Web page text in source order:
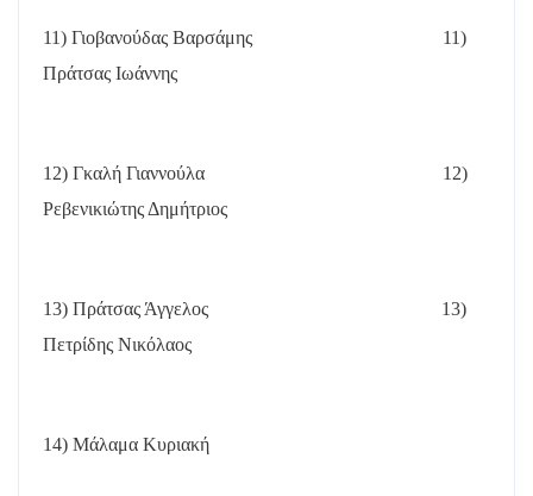
11) Γιοβανούδας Βαρσάμης
11)
Πράτσας Ιωάννης
12) Γκαλή Γιαννούλα
12)
Ρεβενικιώτης Δημήτριος
13) Πράτσας Άγγελος
13)
Πετρίδης Νικόλαος
14) Μάλαμα Κυριακή